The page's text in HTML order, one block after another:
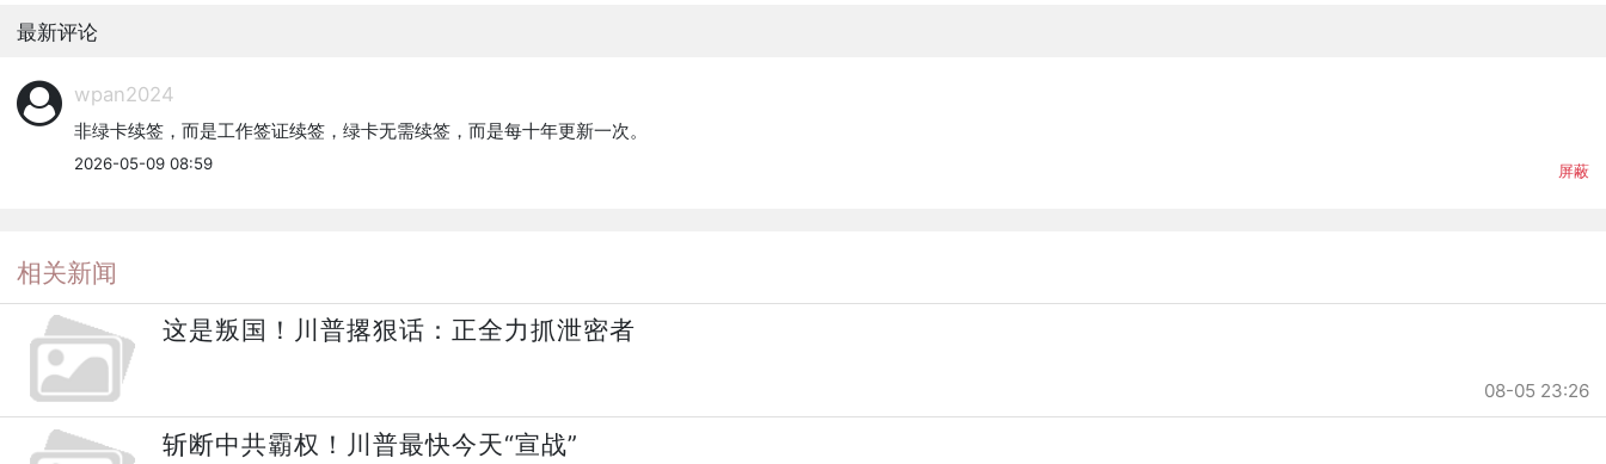
最新评论
wpan2024
非绿卡续签，而是工作签证续签，绿卡无需续签，而是每十年更新一次。
2026-05-09 08:59 屏蔽
相关新闻
这是叛国！川普撂狠话：正全力抓泄密者
08-05 23:26
斩断中共霸权！川普最快今天“宣战”